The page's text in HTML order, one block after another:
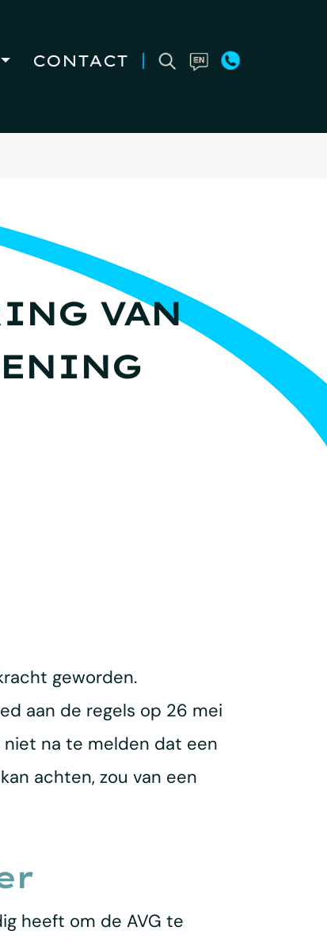
CONTACT
VAN
geworden.
aan de regels op 26 mei
na te melden dat een
achten, zou van een
heeft om de AVG te